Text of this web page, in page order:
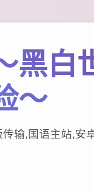
黑白
～
输,国语主站,安